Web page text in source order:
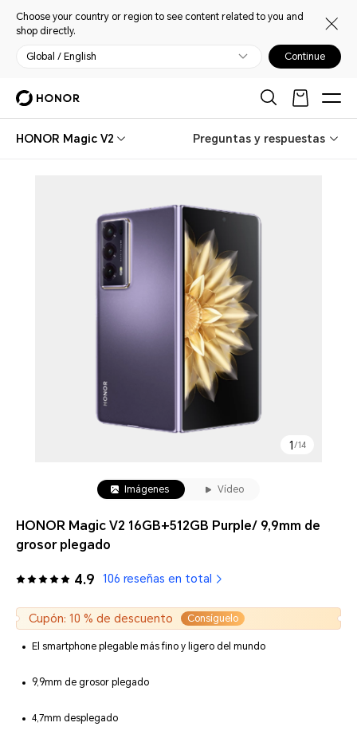
Choose your country or region to see content related to you and
shop directly.
Global / English Continue
HONOR Magic V2 Preguntas y respuestas
1 /14
Imágenes Vídeo
HONOR Magic V2 16GB+512GB Purple/ 9,9mm de
grosor plegado
4.9 106 reseñas en total
Cupón: 10 % de descuento Consíguelo
El smartphone plegable más fino y ligero del mundo
9,9mm de grosor plegado
4,7mm desplegado